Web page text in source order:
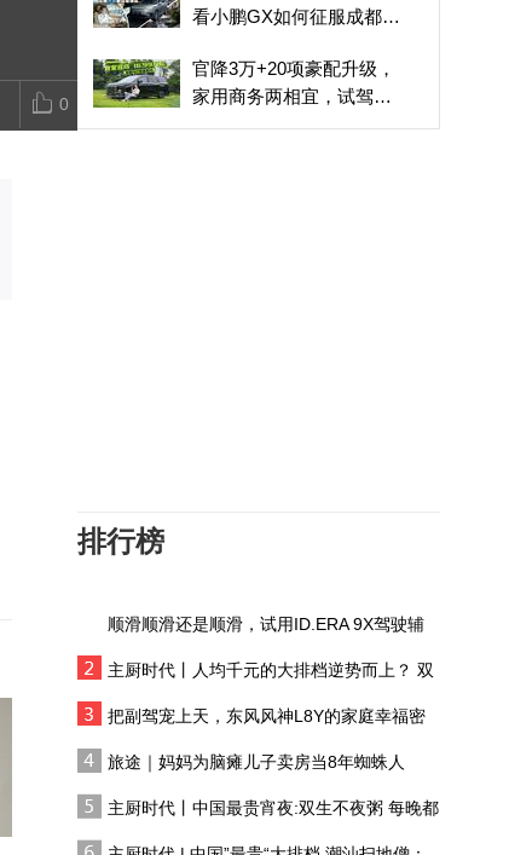
0
看小鹏GX如何征服成都复
官降3万+20项豪配升级，
家用商务两相宜，试驾
2027款星海V9
豆包APP登录特斯拉车
内饰首次公开 品鉴一汽-
油耗是真的吗？
排行榜
顺滑顺滑还是顺滑，试用ID.ERA 9X驾驶辅
主厨时代丨人均千元的大排档逆势而上？ 双
把副驾宠上天，东风风神L8Y的家庭幸福密
旅途｜妈妈为脑瘫儿子卖房当8年蜘蛛人
主厨时代丨中国最贵宵夜:双生不夜粥 每晚都